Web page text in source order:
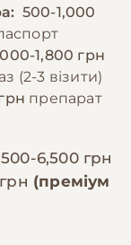
500-1,000
1,800 грн
(2-3 візити)
препарат
6,500 грн
(преміум